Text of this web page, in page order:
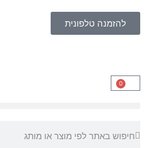
0
להזמנה טלפונית